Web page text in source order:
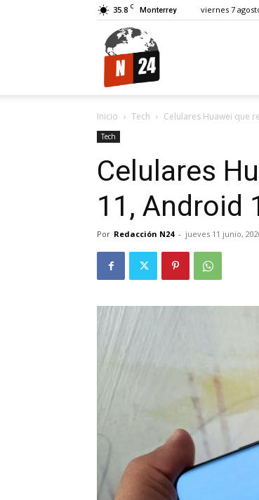
35.8 C Monterrey viernes 7
Inicio Tech Celulares Huawei que
Tech
Celulares
11, Android
Por Redacción N24 - jueves 11 junio,